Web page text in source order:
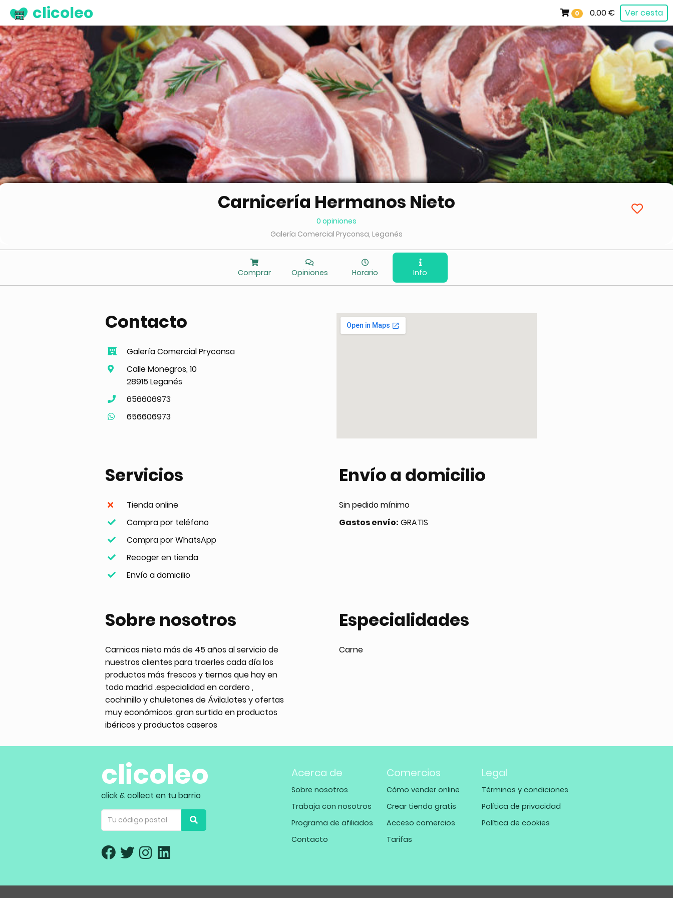
clicoleo 0 0.00 € Ver cesta
Carnicería Hermanos Nieto
0 opiniones
Galería Comercial Pryconsa, Leganés
Comprar Opiniones Horario Info
Contacto
Galería Comercial Pryconsa
Calle Monegros, 10
28915 Leganés
656606973
656606973
Servicios
Tienda online
Compra por teléfono
Compra por WhatsApp
Recoger en tienda
Envío a domicilio
Envío a domicilio
Sin pedido mínimo
Gastos envío: GRATIS
Sobre nosotros
Carnicas nieto más de 45 años al servicio de
nuestros clientes para traerles cada día los
productos más frescos y tiernos que hay en
todo madrid .especialidad en cordero ,
cochinillo y chuletones de Ávila.lotes y ofertas
muy económicos .gran surtido en productos
ibéricos y productos caseros
Especialidades
Carne
clicoleo
click & collect en tu barrio
Acerca de
Sobre nosotros
Trabaja con nosotros
Programa de afiliados
Contacto
Comercios
Cómo vender online
Crear tienda gratis
Acceso comercios
Tarifas
Legal
Términos y condiciones
Política de privacidad
Política de cookies